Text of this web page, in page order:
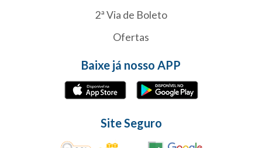
2ª Via de Boleto
Ofertas
Baixe já nosso APP
Site Seguro